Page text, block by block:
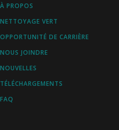
À PROPOS
NETTOYAGE VERT
OPPORTUNITÉ DE CARRIÈRE
NOUS JOINDRE
NOUVELLES
TÉLÉCHARGEMENTS
FAQ